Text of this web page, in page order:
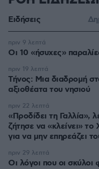
Ειδήσεις
Οι 10 «ήσυχες»
πριν 9 λεπτά
Τήνος: Μια διαδρομή
αξιοθέατα του νησιού
πριν 19 λεπτά
«Προδίδει τη Γαλλία»,
ζήτησε να «κλείνει»
για να μην επηρεάζει
πριν 22 λεπτά
Οι λόγοι που οι σκύλοι
πριν 29 λεπτά